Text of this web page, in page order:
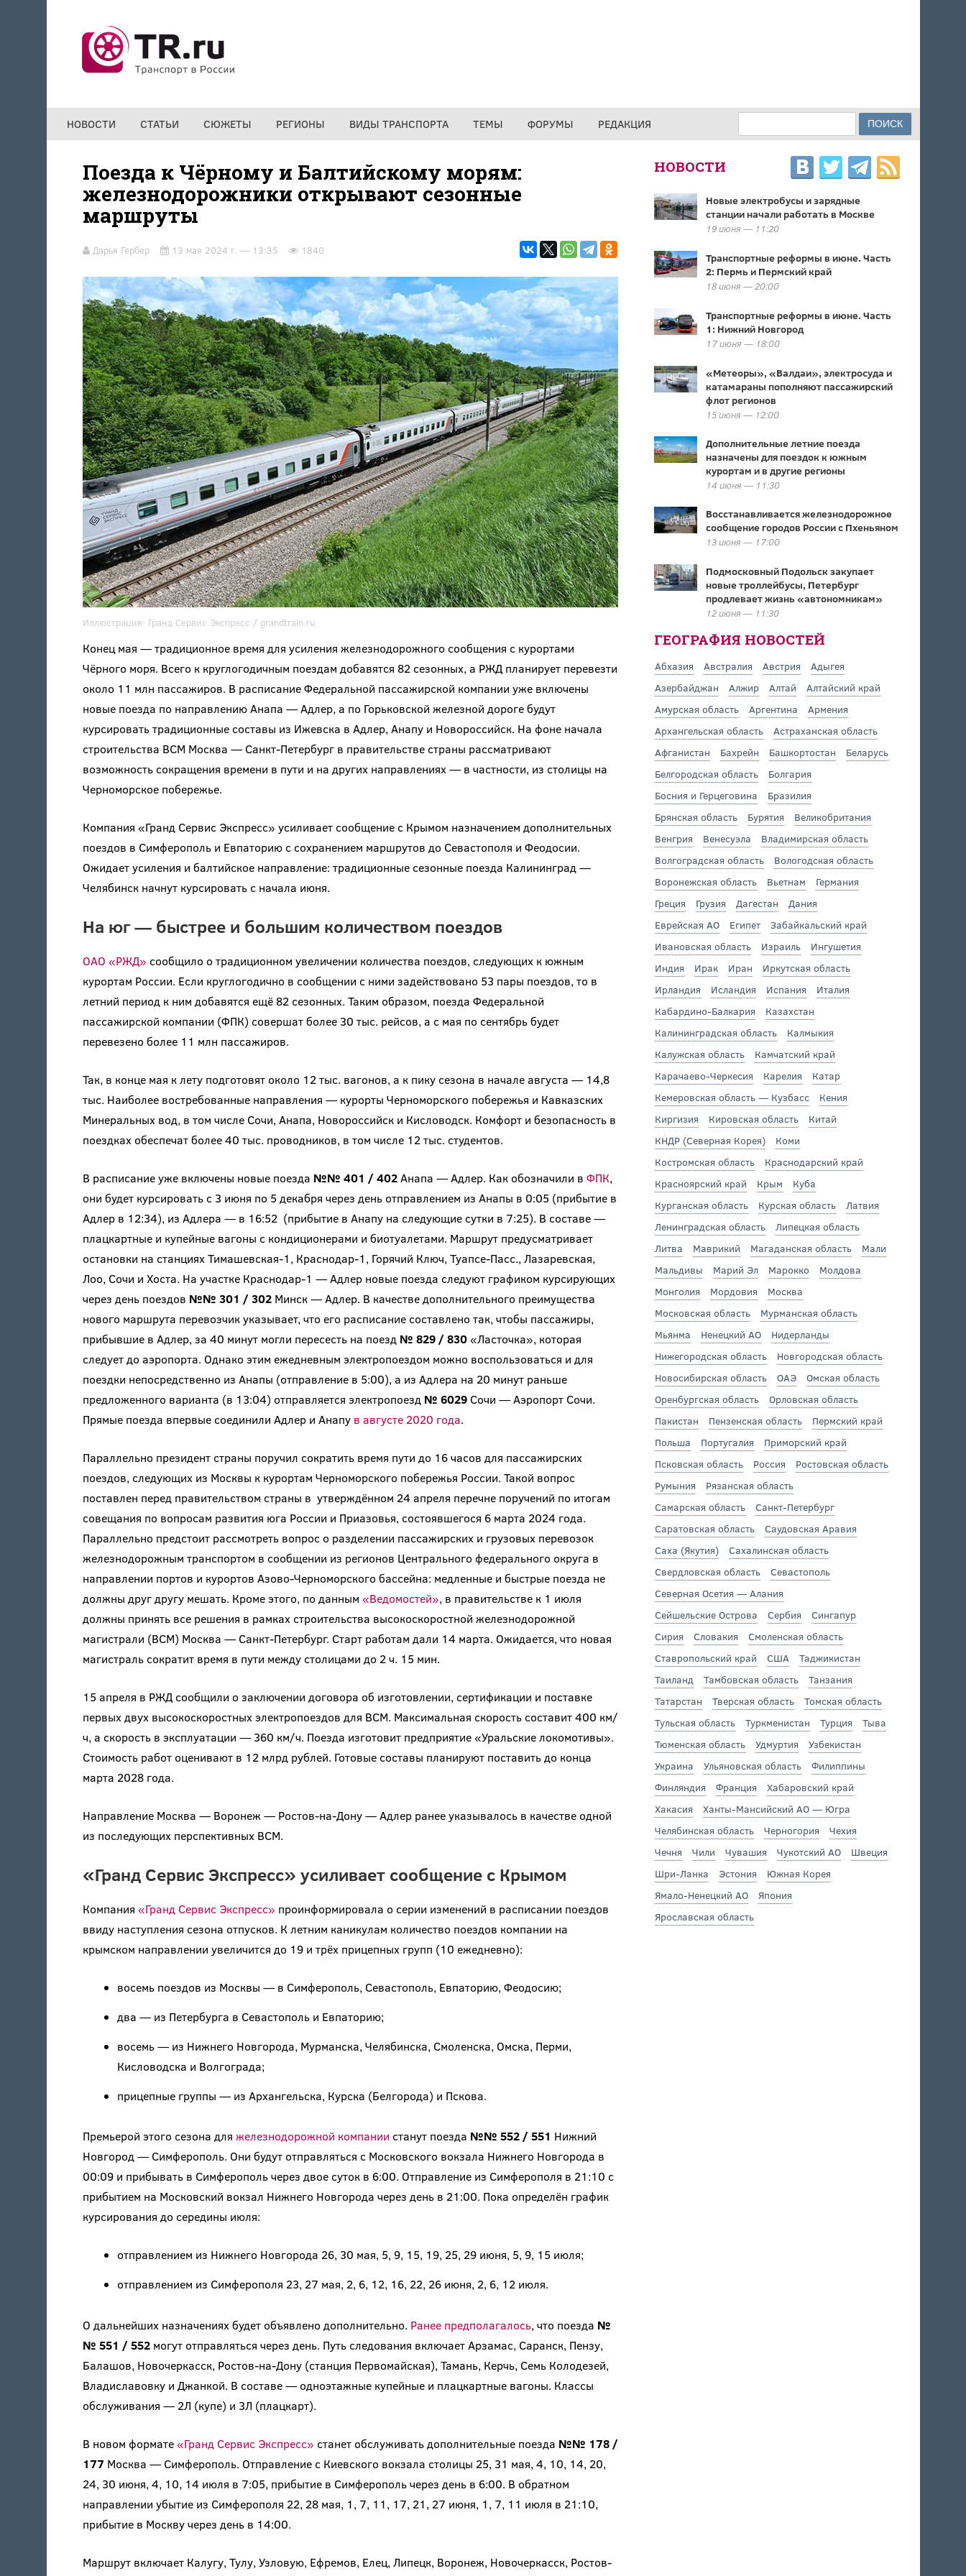
НОВОСТИ СТАТЬИ СЮЖЕТЫ РЕГИОНЫ ВИДЫ ТРАНСПОРТА ТЕМЫ ФОРУМЫ РЕДАКЦИЯ ФОРМА ПОИСКА
Поезда к Чёрному и Балтийскому морям:
железнодорожники открывают сезонные
маршруты
Дарья Гербер 13 мая 2024 г. — 13:35 1840
Иллюстрация: Гранд Сервис Экспресс / grandtrain.ru
Конец мая — традиционное время для усиления железнодорожного сообщения с курортами
Чёрного моря. Всего к круглогодичным поездам добавятся 82 сезонных, а РЖД планирует перевезти
около 11 млн пассажиров. В расписание Федеральной пассажирской компании уже включены
новые поезда по направлению Анапа — Адлер, а по Горьковской железной дороге будут
курсировать традиционные составы из Ижевска в Адлер, Анапу и Новороссийск. На фоне начала
строительства ВСМ Москва — Санкт-Петербург в правительстве страны рассматривают
возможность сокращения времени в пути и на других направлениях — в частности, из столицы на
Черноморское побережье.
Компания «Гранд Сервис Экспресс» усиливает сообщение с Крымом назначением дополнительных
поездов в Симферополь и Евпаторию с сохранением маршрутов до Севастополя и Феодосии.
Ожидает усиления и балтийское направление: традиционные сезонные поезда Калининград —
Челябинск начнут курсировать с начала июня.
На юг — быстрее и большим количеством поездов
ОАО «РЖД» сообщило о традиционном увеличении количества поездов, следующих к южным
курортам России. Если круглогодично в сообщении с ними задействовано 53 пары поездов, то в
летний период к ним добавятся ещё 82 сезонных. Таким образом, поезда Федеральной
пассажирской компании (ФПК) совершат более 30 тыс. рейсов, а с мая по сентябрь будет
перевезено более 11 млн пассажиров.
Так, в конце мая к лету подготовят около 12 тыс. вагонов, а к пику сезона в начале августа — 14,8
тыс. Наиболее востребованные направления — курорты Черноморского побережья и Кавказских
Минеральных вод, в том числе Сочи, Анапа, Новороссийск и Кисловодск. Комфорт и безопасность в
поездках обеспечат более 40 тыс. проводников, в том числе 12 тыс. студентов.
В расписание уже включены новые поезда №№ 401 / 402Анапа — Адлер. Как обозначили в ФПК,
они будет курсировать с 3 июня по 5 декабря через день отправлением из Анапы в 0:05 (прибытие в
Адлер в 12:34), из Адлера — в 16:52 (прибытие в Анапу на следующие сутки в 7:25). В составе —
плацкартные и купейные вагоны с кондиционерами и биотуалетами. Маршрут предусматривает
остановки на станциях Тимашевская-1, Краснодар-1, Горячий Ключ, Туапсе-Пасс., Лазаревская,
Лоо, Сочи и Хоста. На участке Краснодар-1 — Адлер новые поезда следуют графиком курсирующих
через день поездов №№ 301 / 302Минск — Адлер. В качестве дополнительного преимущества
нового маршрута перевозчик указывает, что его расписание составлено так, чтобы пассажиры,
прибывшие в Адлер, за 40 минут могли пересесть на поезд № 829 / 830«Ласточка», которая
следует до аэропорта. Однако этим ежедневным электропоездом можно воспользоваться и для
поездки непосредственно из Анапы (отправление в 5:00), а из Адлера на 20 минут раньше
предложенного варианта (в 13:04) отправляется электропоезд № 6029Сочи — Аэропорт Сочи.
Прямые поезда впервые соединили Адлер и Анапу в августе 2020 года.
Параллельно президент страны поручил сократить время пути до 16 часов для пассажирских
поездов, следующих из Москвы к курортам Черноморского побережья России. Такой вопрос
поставлен перед правительством страны в утверждённом 24 апреля перечне поручений по итогам
совещания по вопросам развития юга России и Приазовья, состоявшегося 6 марта 2024 года.
Параллельно предстоит рассмотреть вопрос о разделении пассажирских и грузовых перевозок
железнодорожным транспортом в сообщении из регионов Центрального федерального округа в
направлении портов и курортов Азово-Черноморского бассейна: медленные и быстрые поезда не
должны друг другу мешать. Кроме этого, по данным «Ведомостей», в правительстве к 1 июля
должны принять все решения в рамках строительства высокоскоростной железнодорожной
магистрали (ВСМ) Москва — Санкт-Петербург. Старт работам дали 14 марта. Ожидается, что новая
магистраль сократит время в пути между столицами до 2 ч. 15 мин.
15 апреля в РЖД сообщили о заключении договора об изготовлении, сертификации и поставке
первых двух высокоскоростных электропоездов для ВСМ. Максимальная скорость составит 400 км/
ч, а скорость в эксплуатации — 360 км/ч. Поезда изготовит предприятие «Уральские локомотивы».
Стоимость работ оценивают в 12 млрд рублей. Готовые составы планируют поставить до конца
марта 2028 года.
Направление Москва — Воронеж — Ростов-на-Дону — Адлер ранее указывалось в качестве одной
из последующих перспективных ВСМ.
«Гранд Сервис Экспресс» усиливает сообщение с Крымом
Компания «Гранд Сервис Экспресс» проинформировала о серии изменений в расписании поездов
ввиду наступления сезона отпусков. К летним каникулам количество поездов компании на
крымском направлении увеличится до 19 и трёх прицепных групп (10 ежедневно):
восемь поездов из Москвы — в Симферополь, Севастополь, Евпаторию, Феодосию;
два — из Петербурга в Севастополь и Евпаторию;
восемь — из Нижнего Новгорода, Мурманска, Челябинска, Смоленска, Омска, Перми,
Кисловодска и Волгограда;
прицепные группы — из Архангельска, Курска (Белгорода) и Пскова.
Премьерой этого сезона для железнодорожной компании станут поезда №№ 552 / 551 Нижний
Новгород — Симферополь. Они будут отправляться с Московского вокзала Нижнего Новгорода в
00:09 и прибывать в Симферополь через двое суток в 6:00. Отправление из Симферополя в 21:10 с
прибытием на Московский вокзал Нижнего Новгорода через день в 21:00. Пока определён график
курсирования до середины июля:
отправлением из Нижнего Новгорода 26, 30 мая, 5, 9, 15, 19, 25, 29 июня, 5, 9, 15 июля;
отправлением из Симферополя 23, 27 мая, 2, 6, 12, 16, 22, 26 июня, 2, 6, 12 июля.
О дальнейших назначениях будет объявлено дополнительно. Ранее предполагалось, что поезда №
№ 551 / 552могут отправляться через день. Путь следования включает Арзамас, Саранск, Пензу,
Балашов, Новочеркасск, Ростов-на-Дону (станция Первомайская), Тамань, Керчь, Семь Колодезей,
Владиславовку и Джанкой. В составе — одноэтажные купейные и плацкартные вагоны. Классы
обслуживания — 2Л (купе) и 3Л (плацкарт).
В новом формате«Гранд Сервис Экспресс» станет обслуживать дополнительные поезда №№ 178 /
177 Москва — Симферополь. Отправление с Киевского вокзала столицы 25, 31 мая, 4, 10, 14, 20,
24, 30 июня, 4, 10, 14 июля в 7:05, прибытие в Симферополь через день в 6:00. В обратном
направлении убытие из Симферополя 22, 28 мая, 1, 7, 11, 17, 21, 27 июня, 1, 7, 11 июля в 21:10,
прибытие в Москву через день в 14:00.
Маршрут включает Калугу, Тулу, Узловую, Ефремов, Елец, Липецк, Воронеж, Новочеркасск, Ростов-
НОВОСТИ
Новые электробусы и зарядные
станции начали работать в Москве
19 июня — 11:20
Транспортные реформы в июне. Часть
2: Пермь и Пермский край
18 июня — 20:00
Транспортные реформы в июне. Часть
1: Нижний Новгород
17 июня — 18:00
«Метеоры», «Валдаи», электросуда и
катамараны пополняют пассажирский
флот регионов
15 июня — 12:00
Дополнительные летние поезда
назначены для поездок к южным
курортам и в другие регионы
14 июня — 11:30
Восстанавливается железнодорожное
сообщение городов России с Пхеньяном
13 июня — 17:00
Подмосковный Подольск закупает
новые троллейбусы, Петербург
продлевает жизнь «автономникам»
12 июня — 11:30
ГЕОГРАФИЯ НОВОСТЕЙ
Абхазия Австралия Австрия
Адыгея
Азербайджан
Алжир Алтай
Алтайский край
Амурская область
Аргентина
Армения
Архангельская область
Астраханская область
Афганистан
Бахрейн Башкортостан
Беларусь
Белгородская область
Болгария
Босния и Герцеговина
Бразилия
Брянская область
Бурятия
Великобритания
Венгрия
Венесуэла
Владимирская область
Волгоградская область
Вологодская область
Воронежская область
Вьетнам
Германия
Греция
Грузия Дагестан
Дания
Еврейская АО
Египет
Забайкальский край
Ивановская область
Израиль
Ингушетия
Индия
Ирак Иран
Иркутская область
Ирландия
Исландия Испания
Италия
Кабардино-Балкария
Казахстан
Калининградская область
Калмыкия
Калужская область
Камчатский край
Карачаево-Черкесия
Карелия
Катар
Кемеровская область — Кузбасс
Кения
Киргизия
Кировская область
Китай
КНДР (Северная Корея)
Коми
Костромская область
Краснодарский край
Красноярский край
Крым
Куба
Курганская область
Курская область
Латвия
Ленинградская область
Липецкая область
Литва
Маврикий Магаданская область
Мали
Мальдивы
Марий Эл Марокко
Молдова
Монголия
Мордовия
Москва
Московская область
Мурманская область
Мьянма
Ненецкий АО
Нидерланды
Нижегородская область
Новгородская область
Новосибирская область
ОАЭ
Омская область
Оренбургская область
Орловская область
Пакистан
Пензенская область
Пермский край
Польша
Португалия
Приморский край
Псковская область
Россия
Ростовская область
Румыния
Рязанская область
Самарская область
Санкт-Петербург
Саратовская область
Саудовская Аравия
Саха (Якутия)
Сахалинская область
Свердловская область
Севастополь
Северная Осетия — Алания
Сейшельские Острова
Сербия
Сингапур
Сирия
Словакия
Смоленская область
Ставропольский край
США
Таджикистан
Таиланд
Тамбовская область
Танзания
Татарстан
Тверская область
Томская область
Тульская область
Туркменистан Турция
Тыва
Тюменская область
Удмуртия
Узбекистан
Украина
Ульяновская область
Филиппины
Финляндия
Франция
Хабаровский край
Хакасия
Ханты-Мансийский АО — Югра
Челябинская область
Черногория
Чехия
Чечня
Чили Чувашия Чукотский АО
Швеция
Шри-Ланка
Эстония
Южная Корея
Ямало-Ненецкий АО
Япония
Ярославская область